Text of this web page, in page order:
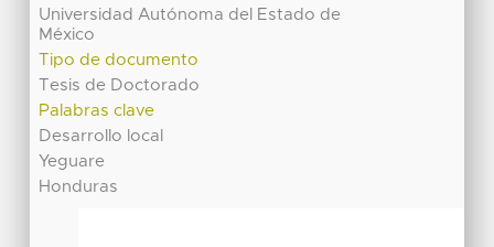
Universidad Autónoma del Estado de
México
Tipo de documento
Tesis de Doctorado
Palabras clave
Desarrollo local
Yeguare
Honduras